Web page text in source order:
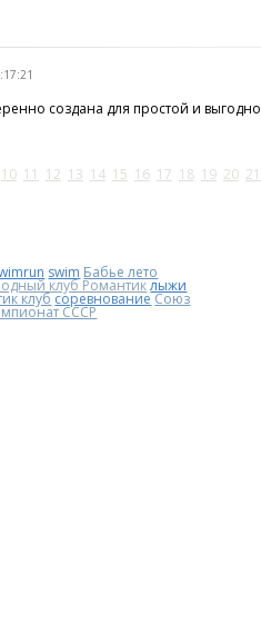
создана для простой и
10 11 12 13 14 15 16 17 18 19 20 21
swim Бабье лето
клуб Романтиклыжи
клубсоревнованиеСоюз
СССР